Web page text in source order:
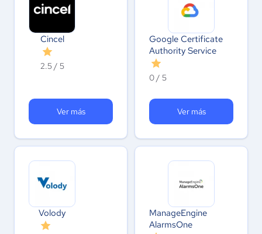
Cincel
2.5 / 5
Ver más
Google Certificate
Authority Service
0 / 5
Ver más
Volody
ManageEngine
AlarmsOne